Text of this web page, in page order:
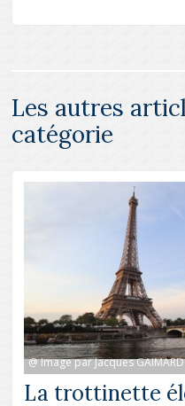
Les autres
catégorie
@ Image par Jacques
La trottinette